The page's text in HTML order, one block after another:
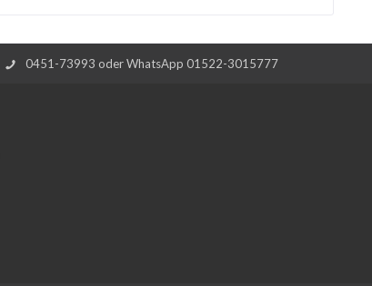
0451-73993 oder WhatsApp 01522-3015777